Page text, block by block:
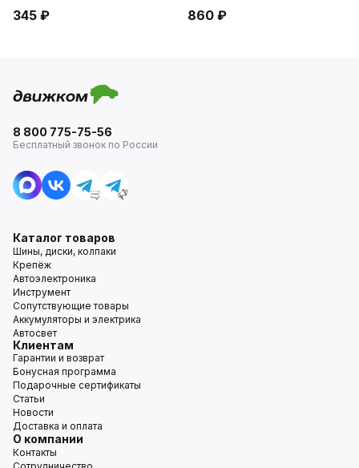
345 ₽ 860 ₽
8 800 775-75-56
Бесплатный звонок по России
Каталог товаров
Шины, диски, колпаки
Крепёж
Автоэлектроника
Инструмент
Сопутствующие товары
Аккумуляторы и электрика
Автосвет
Клиентам
Гарантии и возврат
Бонусная программа
Подарочные сертификаты
Статьи
Новости
Доставка и оплата
О компании
Контакты